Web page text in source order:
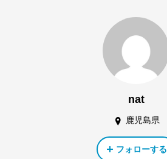
nat
鹿児島県
フォローする